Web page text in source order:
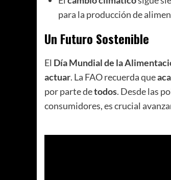
para la producción de
Un Futuro Sostenible
El Día Mundial de la
actuar. La FAO recuerda que
por parte detodos. Desde las
consumidores, es crucial